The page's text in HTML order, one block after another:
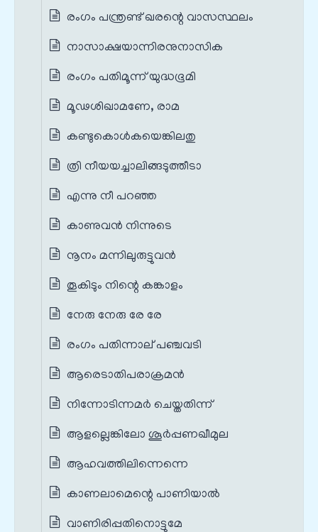
രംഗം പന്ത്രണ്ട് ഖരന്റെ വാസസ്ഥലം
നാസാക്ഷയാന്നിരനുനാസിക
രംഗം പതിമൂന്ന് യുദ്ധഭൂമി
മൂഢശിഖാമണേ, രാമ
കണ്ടുകൊൾകയെങ്കിലതു
ത്രി നീയയച്ചാലിങ്ങടുത്തീടാ
എന്നു നീ പറഞ്ഞ
കാണുവൻ നിന്നുടെ
നൂനം മന്നിലുരുട്ടുവൻ
തൂകിടും നിന്റെ കങ്കാളം
നേരു നേരു രേ രേ
രംഗം പതിന്നാല് പഞ്ചവടി
ആരെടാതിപരാക്രമൻ
നിന്നോടിന്നമർ ചെയ്തതിന്ന്
ആളല്ലെങ്കിലോ ശൂർപ്പണഖീമുല
ആഹവത്തിലിന്നെന്നെ
കാണലാമെന്റെ പാണിയാൽ
വാണിരിപ്പതിനൊട്ടുമേ